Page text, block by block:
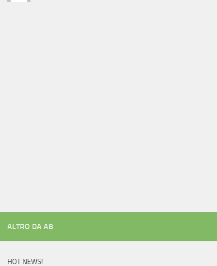
ALTRO DA AB
HOT NEWS!